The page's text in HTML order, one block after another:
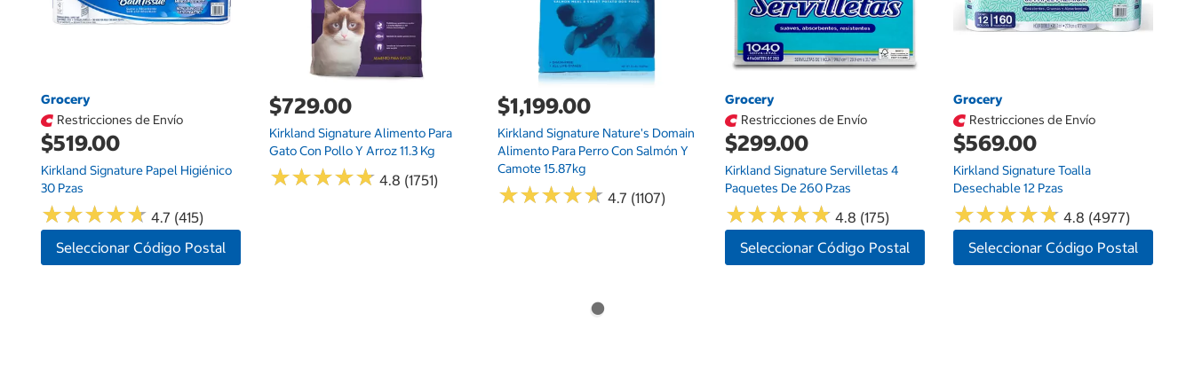
Grocery
Restricciones de Envío
$519.00
Kirkland Signature Papel Higiénico
30 Pzas
★★★★★
★★★★★ 4.7 (415)
Seleccionar Código Postal
$729.00
Kirkland Signature Alimento Para
Gato Con Pollo Y Arroz 11.3 Kg
★★★★★
★★★★★ 4.8 (1751)
$1,199.00
Kirkland Signature Nature's Domain
Alimento Para Perro Con Salmón Y
Camote 15.87kg
★★★★★
★★★★★ 4.7 (1107)
Grocery
Restricciones de Envío
$299.00
Kirkland Signature Servilletas 4
Paquetes De 260 Pzas
★★★★★
★★★★★ 4.8 (175)
Seleccionar Código Postal
Grocery
Restricciones de Envío
$569.00
Kirkland Signature Toalla
Desechable 12 Pzas
★★★★★
★★★★★ 4.8 (4977)
Seleccionar Código Postal